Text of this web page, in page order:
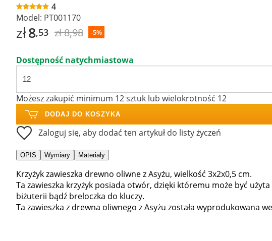
4
Model: PT001170
zł8,53 zł 8,98 -5%
Dostępność natychmiastowa
Możesz zakupić minimum 12 sztuk lub wielokrotność 12
DODAJ DO KOSZYKA
Zaloguj się, aby dodać ten artykuł do listy życzeń
OPIS Wymiary Materiały
Krzyżyk zawieszka drewno oliwne z Asyżu, wielkość 3x2x0,5 cm.
Ta zawieszka krzyżyk posiada otwór, dzięki któremu może być
biżuterii bądź breloczka do kluczy.
Ta zawieszka z drewna oliwnego z Asyżu została wyprodukowana